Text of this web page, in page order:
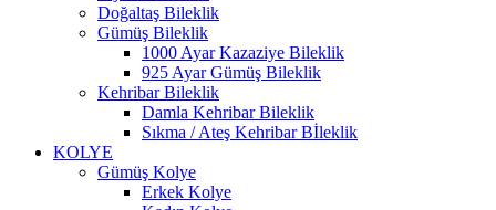
Doğaltaş Bileklik
Gümüş Bileklik
1000 Ayar Kazaziye Bileklik
925 Ayar Gümüş Bileklik
Kehribar Bileklik
Damla Kehribar Bileklik
Sıkma / Ateş Kehribar Bİleklik
KOLYE
Gümüş Kolye
Erkek Kolye